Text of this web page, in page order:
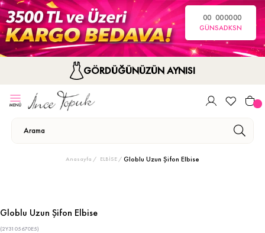
00
GÜN
00
SA
00
DK
00
SN
GÖRDÜĞÜNÜZÜN AYNISI
Anasayfa ELBİSE Globlu Uzun Şifon Elbise
Globlu Uzun Şifon Elbise
(2Y3105670E5)